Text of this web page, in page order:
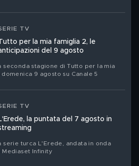
TV
per la mia famiglia 2, le
del 9 agosto
seconda stagione di Tutto per la mia
9 agosto su Canale 5
TV
la puntata del 7 agosto in
serie turca L'Erede, andata in onda
Mediaset Infinity